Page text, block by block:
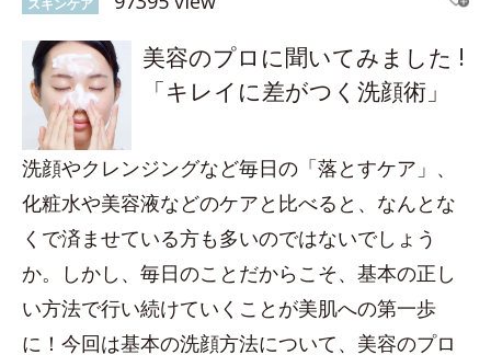
スキンケア
美容のプロに聞いてみました !
「キレイに差がつく洗顔術」
洗顔やクレンジングなど毎日の「落とすケア」、
化粧水や美容液などのケアと比べると、なんとな
くで済ませている方も多いのではないでしょう
か。しかし、毎日のことだからこそ、基本の正し
い方法で行い続けていくことが美肌への第一歩
に！今回は基本の洗顔方法について、美容のプロ